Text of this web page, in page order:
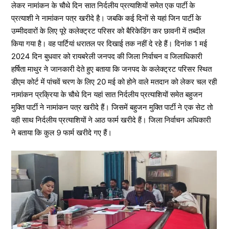
लेकर नामांकन के चौथे दिन सात निर्दलीय प्रत्याशियों समेत एक पार्टी के
प्रत्याशी ने नामांकन पत्र खरीदे है। जबकि कई दिनों से यहां जिन पार्टी के
उम्मीदवारों के लिए पूरे कलेक्ट्रट परिसर को बैरिकेडिंग कर छावनी में तब्दील
किया गया है। वह पार्टियां धरातल पर दिखाई तक नहीं दे रहे हैं। दिनांक 1 मई
2024 दिन बुधवार को रायबरेली जनपद की जिला निर्वाचन व जिलाधिकारी
हर्षिता माथुर ने जानकारी देते हुए बताया कि जनपद के कलेक्ट्रट परिसर स्थित
डीएम कोर्ट में पांचवें चरण के लिए 20 मई को होने वाले मतदान को लेकर चल रही
नामांकन प्रक्रिया के चौथे दिन यहां सात निर्दलीय प्रत्याशियों समेत बहुजन
मुक्ति पार्टी ने नामांकन पत्र खरीदे हैं। जिसमें बहुजन मुक्ति पार्टी ने एक सेट तो
वही साथ निर्दलीय प्रत्याशियों ने आठ फार्म खरीदे हैं। जिला निर्वाचन अधिकारी
ने बताया कि कुल 9 फार्म खरीदे गए हैं।